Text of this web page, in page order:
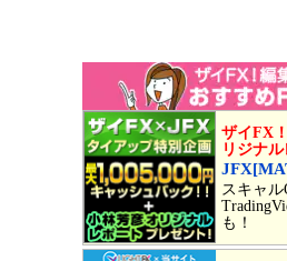
ザイFX
リジナ
スキャ
も！